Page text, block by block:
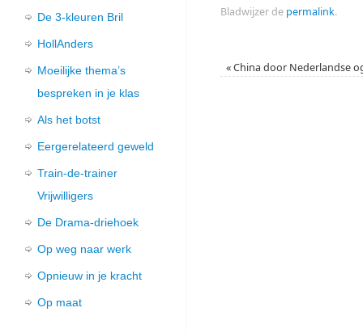
Bladwijzer de permalink.
«China door Nederlandse
De 3-kleuren Bril
HollAnders
Moeilijke thema’s
bespreken in je klas
Als het botst
Eergerelateerd geweld
Train-de-trainer
Vrijwilligers
De Drama-driehoek
Op weg naar werk
Opnieuw in je kracht
Op maat